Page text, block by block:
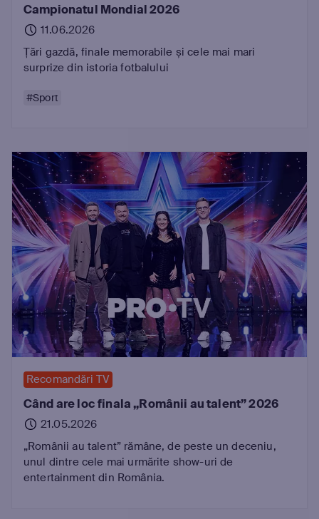
Campionatul Mondial 2026
11.06.2026
Țări gazdă, finale memorabile și cele mai mari
surprize din istoria fotbalului
#Sport
Recomandări TV
Când are loc finala „Românii au talent” 2026
21.05.2026
„Românii au talent” rămâne, de peste un deceniu,
unul dintre cele mai urmărite show-uri de
entertainment din România.